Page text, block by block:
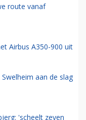
route vanaf
Airbus A350-900 uit
aan de slag
'scheelt zeven